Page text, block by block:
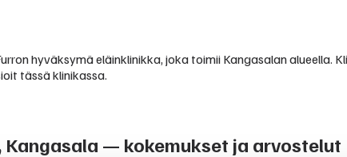
hyväksymä eläinklinikka, joka toimii Kangasalan
tässä klinikassa.
— kokemukset ja arvostelut